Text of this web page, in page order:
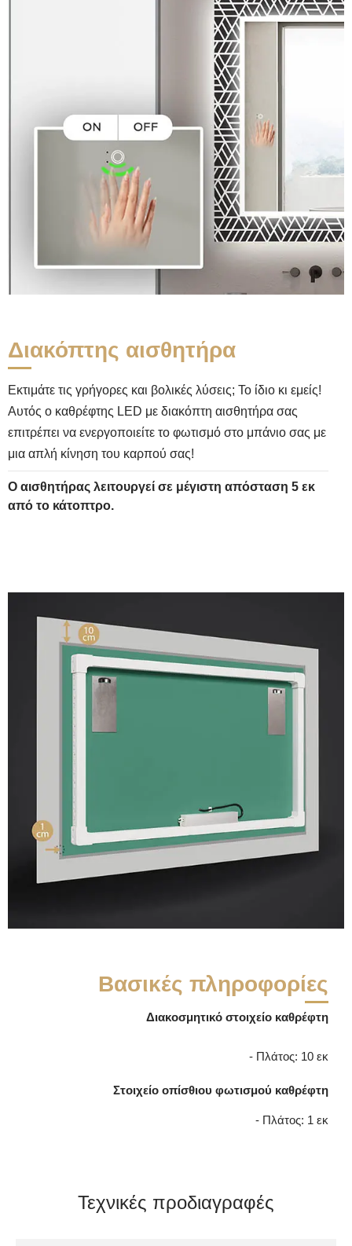
Διακόπτης αισθητήρα
Εκτιμάτε τις γρήγορες και βολικές λύσεις; Το ίδιο κι εμείς!
Αυτός ο καθρέφτης LED με διακόπτη αισθητήρα σας
επιτρέπει να ενεργοποιείτε το φωτισμό στο μπάνιο σας με
μια απλή κίνηση του καρπού σας!
Ο αισθητήρας λειτουργεί σε μέγιστη απόσταση 5 εκ
από το κάτοπτρο.
Βασικές πληροφορίες
Διακοσμητικό στοιχείο καθρέφτη
- Πλάτος: 10 εκ
Στοιχείο οπίσθιου φωτισμού καθρέφτη
- Πλάτος: 1 εκ
Τεχνικές προδιαγραφές